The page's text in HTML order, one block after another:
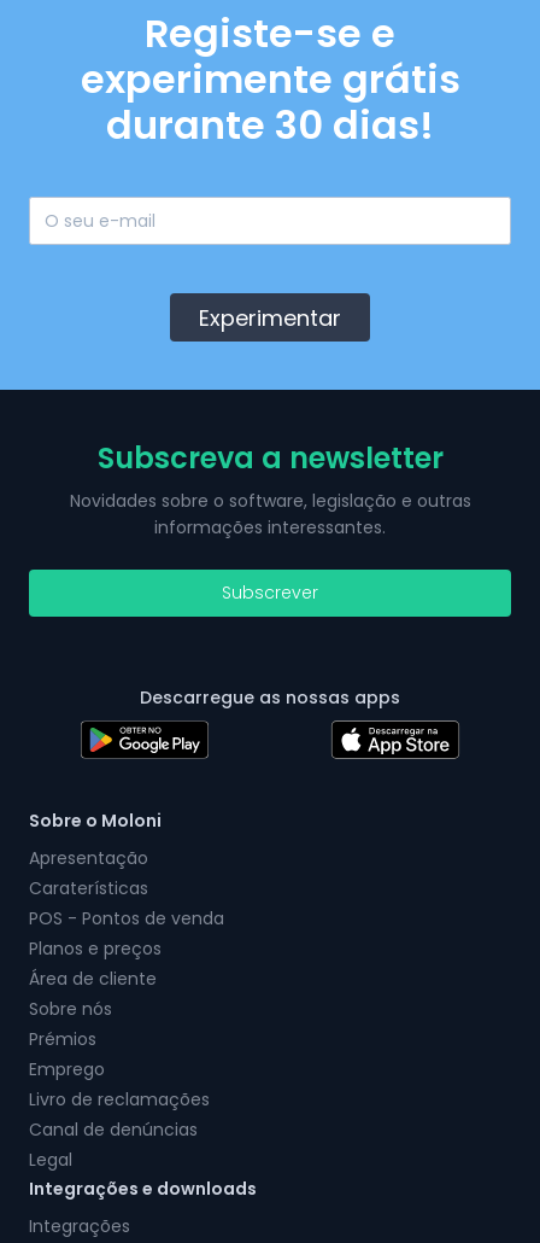
Registe-se e
experimente grátis
durante 30 dias!
Experimentar
Subscreva a newsletter
Novidades sobre o software, legislação e outras
informações interessantes.
Subscrever
Descarregue as nossas apps
Sobre o Moloni
Apresentação
Caraterísticas
POS - Pontos de venda
Planos e preços
Área de cliente
Sobre nós
Prémios
Emprego
Livro de reclamações
Canal de denúncias
Legal
Integrações e downloads
Integrações